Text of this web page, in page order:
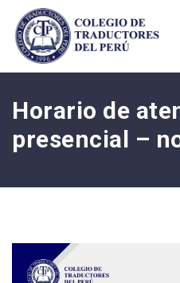
Horario de
presencial –